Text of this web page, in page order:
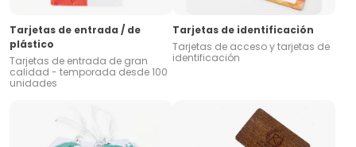
Tarjetas de entrada / de
plástico
Tarjetas de entrada de gran
calidad - temporada desde 100
unidades
Tarjetas de identificación
Tarjetas de acceso y tarjetas de
identificación